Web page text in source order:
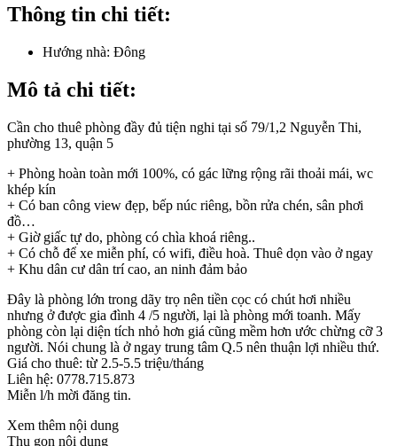
Thông tin chi tiết:
Hướng nhà: Đông
Mô tả chi tiết:
Cần cho thuê phòng đầy đủ tiện nghi tại số 79/1,2 Nguyễn Thi,
phường 13, quận 5
+ Phòng hoàn toàn mới 100%, có gác lững rộng rãi thoải mái, wc
khép kín
+ Có ban công view đẹp, bếp núc riêng, bồn rửa chén, sân phơi
đồ…
+ Giờ giấc tự do, phòng có chìa khoá riêng..
+ Có chỗ để xe miễn phí, có wifi, điều hoà. Thuê dọn vào ở ngay
+ Khu dân cư dân trí cao, an ninh đảm bảo
Đây là phòng lớn trong dãy trọ nên tiền cọc có chút hơi nhiều
nhưng ở được gia đình 4 /5 người, lại là phòng mới toanh. Mấy
phòng còn lại diện tích nhỏ hơn giá cũng mềm hơn ước chừng cỡ 3
người. Nói chung là ở ngay trung tâm Q.5 nên thuận lợi nhiều thứ.
Giá cho thuê: từ 2.5-5.5 triệu/tháng
Liên hệ: 0778.715.873
Miễn l/h mời đăng tin.
Xem thêm nội dung
Thu gọn nội dung